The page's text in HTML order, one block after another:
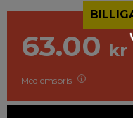
63.00 kr
Medlemspris